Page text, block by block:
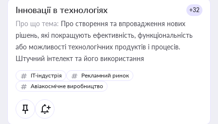
Інновації в технологіях +32
Про що тема: Про створення та впровадження нових
рішень, які покращують ефективність, функціональність
або можливості технологічних продуктів і процесів.
Штучний інтелект та його використання
IT-індустрія
Рекламний ринок
Авіакосмічне виробництво